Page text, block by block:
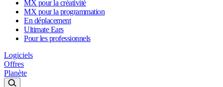
MX pour la créativité
MX pour la programmation
En déplacement
Ultimate Ears
Pour les professionnels
Logiciels
Offres
Planète